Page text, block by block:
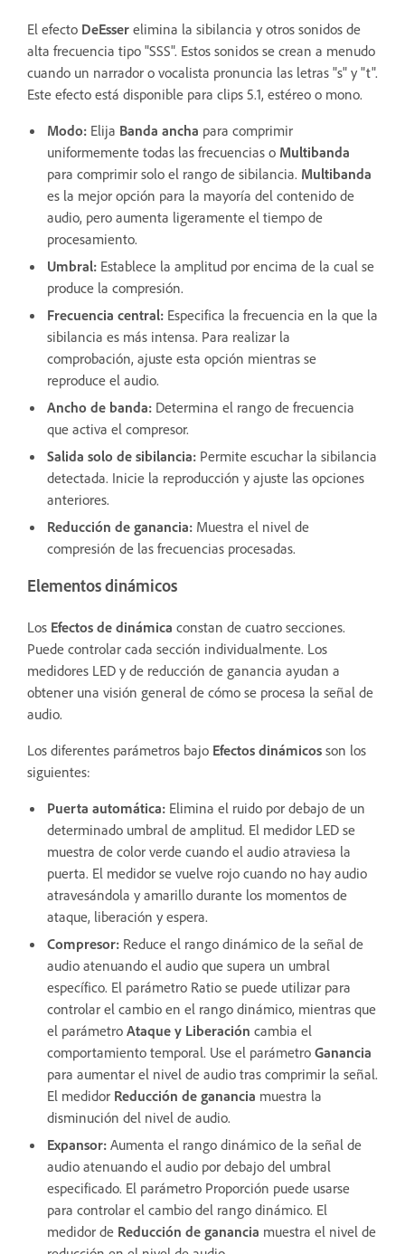
El efecto DeEsser elimina la sibilancia y otros sonidos de
alta frecuencia tipo "SSS". Estos sonidos se crean a menudo
cuando un narrador o vocalista pronuncia las letras "s" y "t".
Este efecto está disponible para clips 5.1, estéreo o mono.
Modo: Elija Banda ancha para comprimir
uniformemente todas las frecuencias o Multibanda
para comprimir solo el rango de sibilancia. Multibanda
es la mejor opción para la mayoría del contenido de
audio, pero aumenta ligeramente el tiempo de
procesamiento.
Umbral: Establece la amplitud por encima de la cual se
produce la compresión.
Frecuencia central: Especifica la frecuencia en la que la
sibilancia es más intensa. Para realizar la
comprobación, ajuste esta opción mientras se
reproduce el audio.
Ancho de banda: Determina el rango de frecuencia
que activa el compresor.
Salida solo de sibilancia: Permite escuchar la sibilancia
detectada. Inicie la reproducción y ajuste las opciones
anteriores.
Reducción de ganancia: Muestra el nivel de
compresión de las frecuencias procesadas.
Elementos dinámicos
Los Efectos de dinámica constan de cuatro secciones.
Puede controlar cada sección individualmente. Los
medidores LED y de reducción de ganancia ayudan a
obtener una visión general de cómo se procesa la señal de
audio.
Los diferentes parámetros bajo Efectos dinámicos son los
siguientes:
Puerta automática: Elimina el ruido por debajo de un
determinado umbral de amplitud. El medidor LED se
muestra de color verde cuando el audio atraviesa la
puerta. El medidor se vuelve rojo cuando no hay audio
atravesándola y amarillo durante los momentos de
ataque, liberación y espera.
Compresor: Reduce el rango dinámico de la señal de
audio atenuando el audio que supera un umbral
específico. El parámetro Ratio se puede utilizar para
controlar el cambio en el rango dinámico, mientras que
el parámetro Ataque y Liberación cambia el
comportamiento temporal. Use el parámetro Ganancia
para aumentar el nivel de audio tras comprimir la señal.
El medidor Reducción de ganancia muestra la
disminución del nivel de audio.
Expansor: Aumenta el rango dinámico de la señal de
audio atenuando el audio por debajo del umbral
especificado. El parámetro Proporción puede usarse
para controlar el cambio del rango dinámico. El
medidor de Reducción de ganancia muestra el nivel de